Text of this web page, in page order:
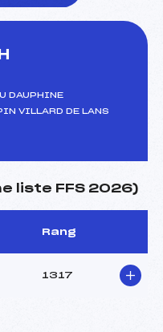
DAUPHINE
VILLARD DE LANS
liste FFS 2026)
Rang
1317